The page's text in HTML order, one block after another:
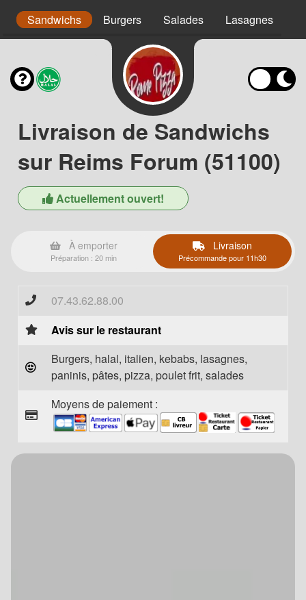
Sandwichs Burgers Salades Lasagnes
Livraison de Sandwichs
sur Reims Forum (51100)
Actuellement ouvert!
À emporter
Préparation : 20 min
Livraison
Précommande pour 11h30
07.43.62.88.00
Avis sur le restaurant
Burgers, halal, italien, kebabs, lasagnes,
paninis, pâtes, pizza, poulet frit, salades
Moyens de paiement :